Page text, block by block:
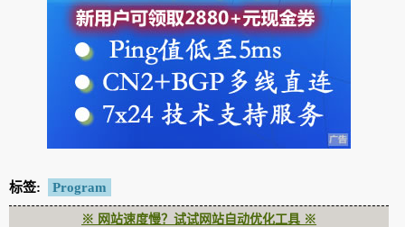
标签: Program
※ 网站速度慢？试试网站自动优化工具 ※